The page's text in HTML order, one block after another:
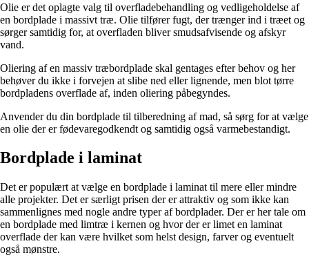
Olie er det oplagte valg til overfladebehandling og vedligeholdelse af
en bordplade i massivt træ. Olie tilfører fugt, der trænger ind i træet og
sørger samtidig for, at overfladen bliver smudsafvisende og afskyr
vand.
Oliering af en massiv træbordplade skal gentages efter behov og her
behøver du ikke i forvejen at slibe ned eller lignende, men blot tørre
bordpladens overflade af, inden oliering påbegyndes.
Anvender du din bordplade til tilberedning af mad, så sørg for at vælge
en olie der er fødevaregodkendt og samtidig også varmebestandigt.
Bordplade i laminat
Det er populært at vælge en bordplade i laminat til mere eller mindre
alle projekter. Det er særligt prisen der er attraktiv og som ikke kan
sammenlignes med nogle andre typer af bordplader. Der er her tale om
en bordplade med limtræ i kernen og hvor der er limet en laminat
overflade der kan være hvilket som helst design, farver og eventuelt
også mønstre.